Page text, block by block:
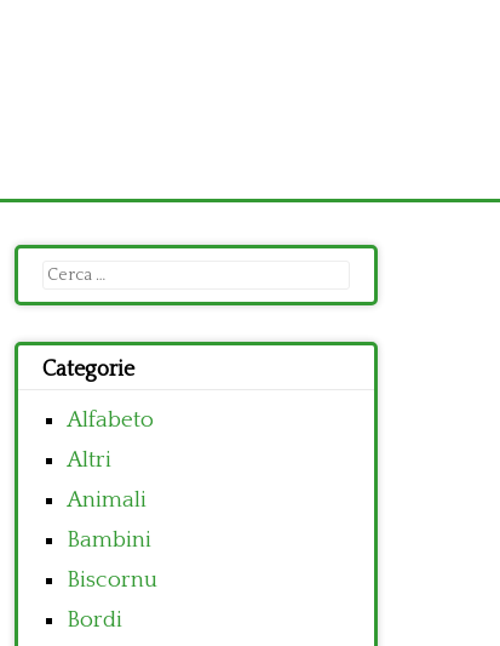
Ricerca
per:
Categorie
Alfabeto
Altri
Animali
Bambini
Biscornu
Bordi